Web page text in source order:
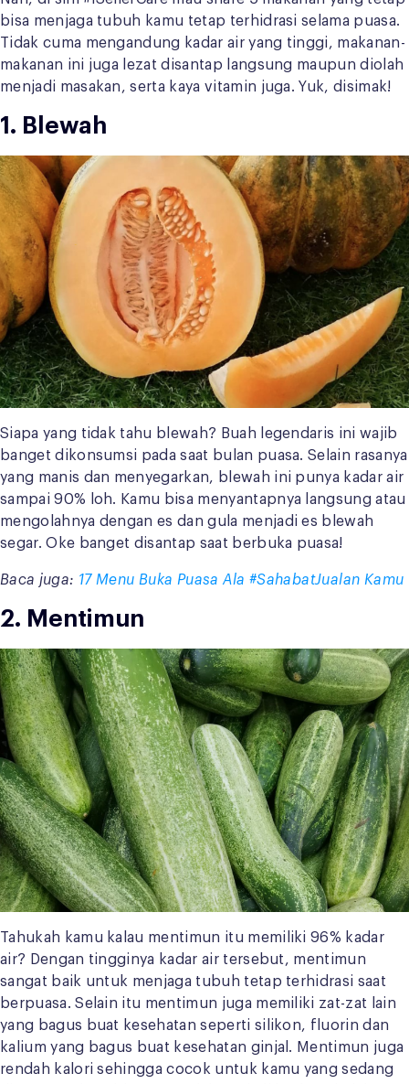
bisa menjaga tubuh kamu tetap terhidrasi selama puasa.
Tidak cuma mengandung kadar air yang tinggi, makanan-
makanan ini juga lezat disantap langsung maupun diolah
menjadi masakan, serta kaya vitamin juga. Yuk, disimak!
1. Blewah
Siapa yang tidak tahu blewah? Buah legendaris ini wajib
banget dikonsumsi pada saat bulan puasa. Selain rasanya
yang manis dan menyegarkan, blewah ini punya kadar air
sampai 90% loh. Kamu bisa menyantapnya langsung atau
mengolahnya dengan es dan gula menjadi es blewah
segar. Oke banget disantap saat berbuka puasa!
Baca juga: 17 Menu Buka Puasa Ala #SahabatJualan Kamu
2. Mentimun
Tahukah kamu kalau mentimun itu memiliki 96% kadar
air? Dengan tingginya kadar air tersebut, mentimun
sangat baik untuk menjaga tubuh tetap terhidrasi saat
berpuasa. Selain itu mentimun juga memiliki zat-zat lain
yang bagus buat kesehatan seperti silikon, fluorin dan
kalium yang bagus buat kesehatan ginjal. Mentimun juga
rendah kalori sehingga cocok untuk kamu yang sedang